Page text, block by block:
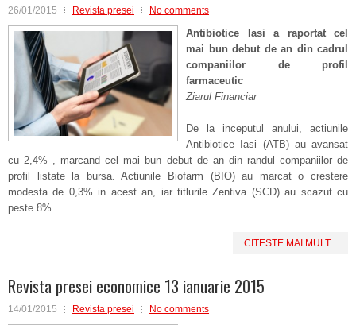
26/01/2015 Revista presei No comments
Antibiotice Iasi a raportat cel
mai bun debut de an din cadrul
companiilor de profil
farmaceutic
Ziarul Financiar
De la inceputul anului, actiunile
Antibiotice Iasi (ATB) au avansat
cu 2,4% , marcand cel mai bun debut de an din randul companiilor de
profil listate la bursa. Actiunile Biofarm (BIO) au marcat o crestere
modesta de 0,3% in acest an, iar titlurile Zentiva (SCD) au scazut cu
peste 8%.
CITESTE MAI MULT...
Revista presei economice 13 ianuarie 2015
14/01/2015 Revista presei No comments